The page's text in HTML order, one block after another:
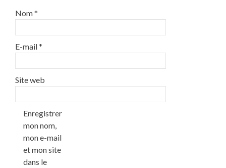
Nom*
E-mail*
Site web
Enregistrer
mon nom,
mon e-mail
et mon site
dans le